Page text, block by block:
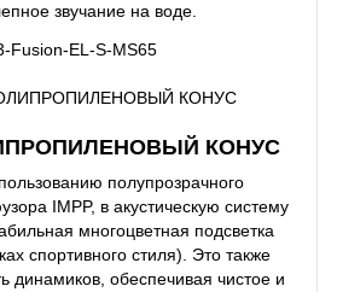
звучание на воде.
КОНУС
полупрозрачного
IMPP, в акустическую систему
многоцветная подсветка
спортивного стиля). Это также
динамиков, обеспечивая чистое и